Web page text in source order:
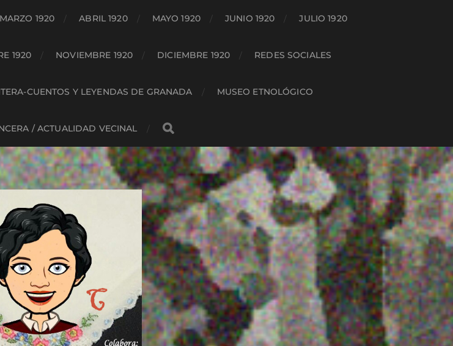
MARZO 1920 ABRIL 1920 MAYO 1920 JUNIO 1920 JULIO 1920
1920 NOVIEMBRE 1920 DICIEMBRE 1920 REDES SOCIALES
CUENTOS Y LEYENDAS DE GRANADA MUSEO ETNOLÓGICO
/ ACTUALIDAD VECINAL